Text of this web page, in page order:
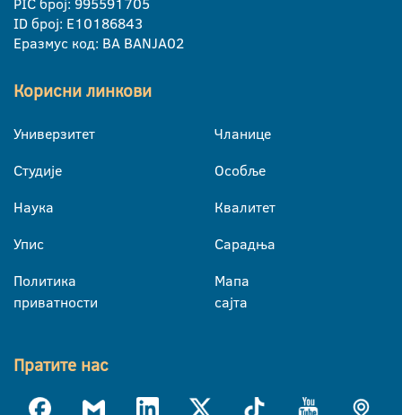
ID број: E10186843
Еразмус код: BA BANJA02
Корисни линкови
Универзитет
Студије
Наука
Упис
Политика
приватности
Чланице
Особље
Квалитет
Сарадња
Мапа
сајта
Пратите нас